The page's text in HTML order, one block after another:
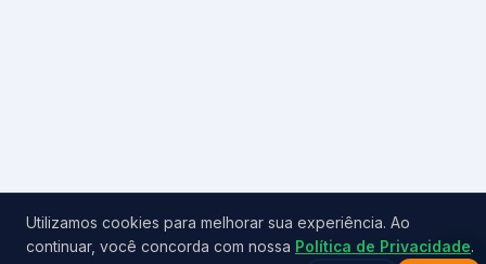
Utilizamos cookies para melhorar sua experiência. Ao
continuar, você concorda com nossa Política de Privacidade.